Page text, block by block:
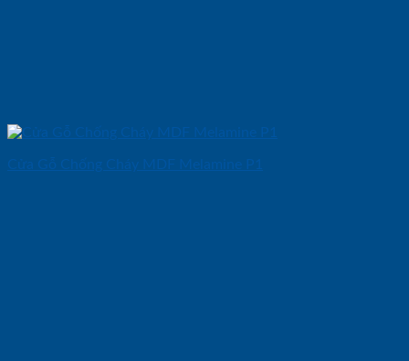
Cửa Gỗ Chống Cháy MDF Melamine P1